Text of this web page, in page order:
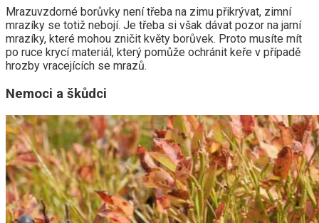
Mrazuvzdorné borůvky není třeba na zimu přikrývat, zimní
mrazíky se totiž nebojí. Je třeba si však dávat pozor na jarní
mrazíky, které mohou zničit květy borůvek. Proto musíte mít
po ruce krycí materiál, který pomůže ochránit keře v případě
hrozby vracejících se mrazů.
Nemoci a škůdci